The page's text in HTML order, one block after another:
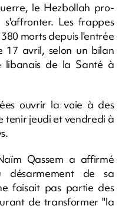
le Hezbollah pro-
Les frappes
morts depuis l'entrée
17 avril, selon un bilan
libanais de la Santé à
ouvrir la voie à des
tenir jeudi et vendredi à
Qassem a affirmé
de sa
faisait pas partie des
de transformer "la